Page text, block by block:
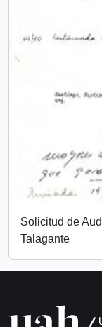
Solicitud de
Talagante